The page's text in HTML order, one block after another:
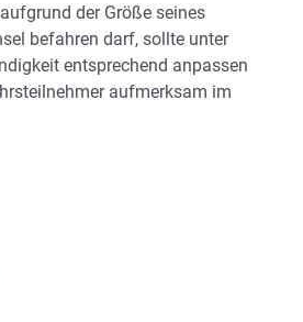
der Größe seines
befahren darf, sollte unter
entsprechend anpassen
aufmerksam im